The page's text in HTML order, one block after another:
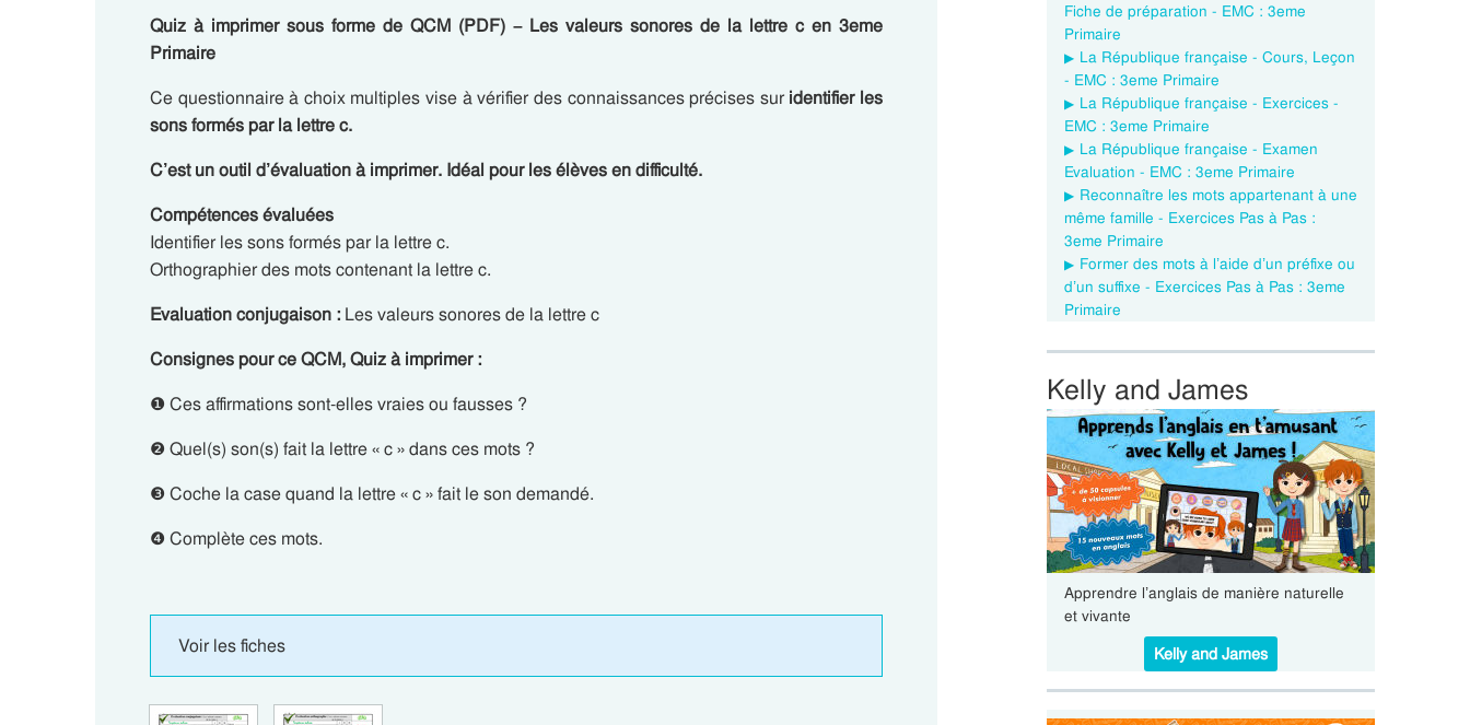
Quiz à imprimer sous forme de QCM (PDF) – Les valeurs sonores de la lettre c en 3eme
Primaire
Ce questionnaire à choix multiples vise à vérifier des connaissances précises suridentifier les
sons formés par la lettre c.
C’est un outil d’évaluation à imprimer. Idéal pour les élèves en difficulté.
Compétences évaluées
Identifier les sons formés par la lettre c.
Orthographier des mots contenant la lettre c.
Evaluation conjugaison : Les valeurs sonores de la lettre c
Consignes pour ce QCM, Quiz à imprimer :
❶ Ces affirmations sont-elles vraies ou fausses ?
❷ Quel(s) son(s) fait la lettre « c » dans ces mots ?
❸ Coche la case quand la lettre « c » fait le son demandé.
❹ Complète ces mots.
Voir les fiches
Fiche de préparation - EMC : 3eme
Primaire
La République française - Cours, Leçon
- EMC : 3eme Primaire
La République française - Exercices -
EMC : 3eme Primaire
La République française - Examen
Evaluation - EMC : 3eme Primaire
Reconnaître les mots appartenant à une
même famille - Exercices Pas à Pas :
3eme Primaire
Former des mots à l’aide d’un préfixe ou
d’un suffixe - Exercices Pas à Pas : 3eme
Primaire
Kelly and James
Apprendre l’anglais de manière naturelle
et vivante
Kelly and James